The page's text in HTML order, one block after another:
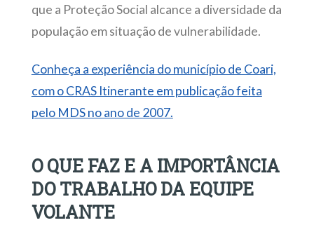
que a Proteção Social alcance a diversidade da
população em situação de vulnerabilidade.
Conheça a experiência do município de Coari,
com o CRAS Itinerante em publicação feita
pelo MDS no ano de 2007.
O QUE FAZ E A IMPORTÂNCIA
DO TRABALHO DA EQUIPE
VOLANTE